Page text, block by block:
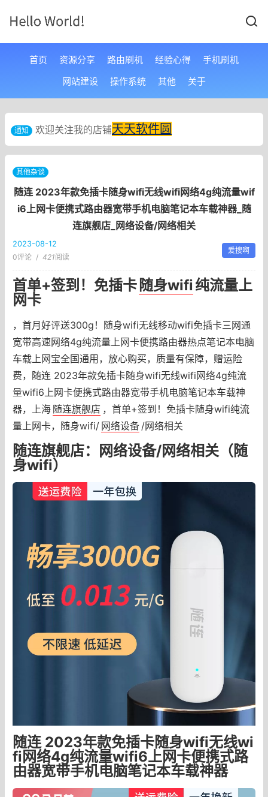
首页 资源分享 路由刷机 经验心得
手机刷机
网站建设
操作系统 其他 关于
通知 欢迎关注我的店铺天天软件圆
其他杂谈
随连 2023年款免插卡随身wifi无线wifi网络4g纯流量wif
i6上网卡便携式路由器宽带手机电脑笔记本车载神器_随
连旗舰店_网络设备/网络相关
2023-08-12
0评论 / 421阅读
爱搜啊
首单+签到！免插卡 随身wifi纯流量上
网卡
，首月好评送300g！随身wifi无线移动wifi免插卡三网通
宽带高速网络4g纯流量上网卡便携路由器热点笔记本电脑
车载上网宝全国通用，放心购买，质量有保障，赠运险
费，随连 2023年款免插卡随身wifi无线wifi网络4g纯流
量wifi6上网卡便携式路由器宽带手机电脑笔记本车载神
器，上海 随连旗舰店 ，首单+签到！免插卡随身wifi纯流
量上网卡，随身wifi/ 网络设备 /网络相关
随连旗舰店：网络设备/网络相关（随
身wifi）
随连 2023年款免插卡随身wifi无线wi
fi网络4g纯流量wifi6上网卡便携式路
由器宽带手机电脑笔记本车载神器